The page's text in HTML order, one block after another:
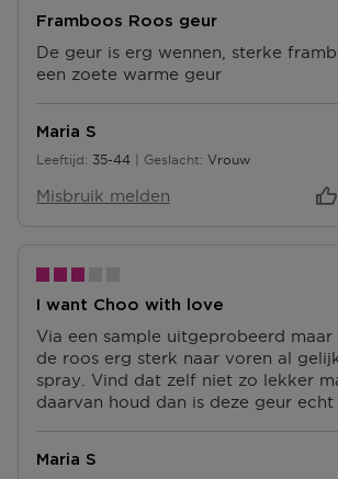
Na ontvangst van jouw bestelling
dagen om deze (gedeeltelijk) terug
herroepen. Na de herroeping heb je
opnemen of gebruikmaken van een
voor herroeping.
Omruilen of terugbrengen in de winkel
retourformulier in te vullen. Neem wel
Ga naar meer info en FAQ’s over
Meer vragen rond bestellen? Die vind
pagina.
Framboos Roos geur
De geur is erg wennen, sterke
een zoete warme geur
Maria S
Leeftijd
35 tot 4435-44 Geslacht Vrouw
Misbruik melden
I want Choo with love
Via een sample uitgeprobeerd
de roos erg sterk naar voren al
spray. Vind dat zelf niet zo lekker
daarvan houd dan is deze geur echt
Maria S